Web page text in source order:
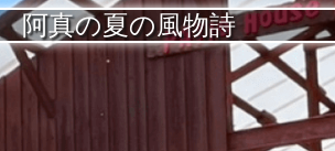
阿真の夏の風物詩